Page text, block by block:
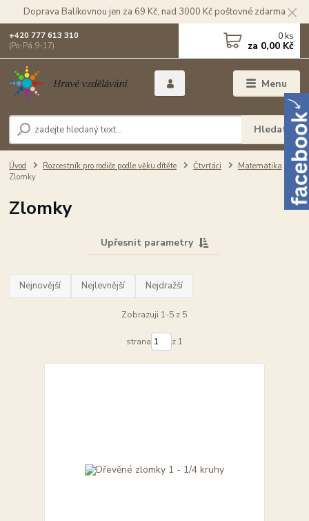
Doprava Balíkovnou jen za 69 Kč, nad 3000 Kč poštovné zdarma
Menu
Hledat
+420 777 613 310
(Po-Pá 9-17)
0 ks
za 0,00 Kč
Úvod Rozcestník pro rodiče podle věku dítěte Čtvrťáci
Matematika
Zlomky
Zlomky
Upřesnit parametry
Nejnovější Nejlevnější Nejdražší
Zobrazuji 1-5 z 5
strana z 1